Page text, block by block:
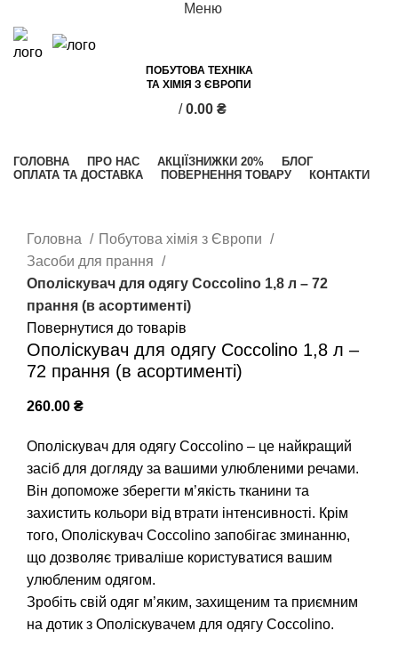
Меню
ПОБУТОВА ТЕХНІКА
ТА ХІМІЯ З ЄВРОПИ
/ 0.00 ₴
ГОЛОВНА ПРО НАС АКЦІЇ ЗНИЖКИ 20%
БЛОГ
ОПЛАТА ТА ДОСТАВКА
ПОВЕРНЕННЯ ТОВАРУ КОНТАКТИ
Головна
Побутова хімія з Європи
Засоби для прання
Ополіскувач для одягу Coccolino 1,8 л – 72
прання (в асортименті)
Повернутися до товарів
Ополіскувач для одягу Coccolino 1,8 л –
72 прання (в асортименті)
260.00 ₴
Ополіскувач для одягу Coccolino – це найкращий
засіб для догляду за вашими улюбленими речами.
Він допоможе зберегти м’якість тканини та
захистить кольори від втрати інтенсивності. Крім
того, Ополіскувач Coccolino запобігає зминанню,
що дозволяє триваліше користуватися вашим
улюбленим одягом.
Зробіть свій одяг м’яким, захищеним та приємним
на дотик з Ополіскувачем для одягу Coccolino.